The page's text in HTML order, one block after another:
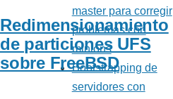
Redimensionamiento
de particiones UFS
sobre FreeBSD
master para corregir
problemas con
minions
Bootstrapping de
servidores con